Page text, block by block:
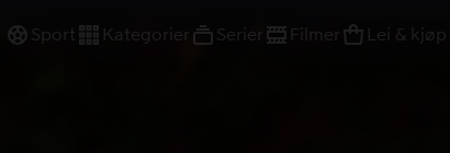
Sport Kategorier Serier Filmer Lei & kjøp